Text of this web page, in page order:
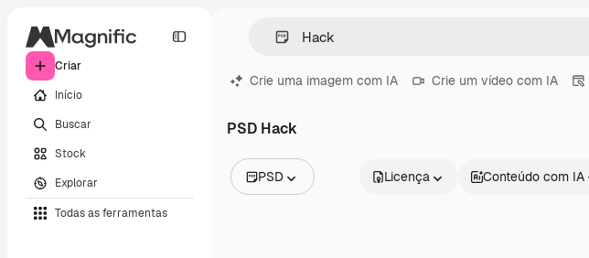
Criar
Início
Buscar
Stock
Explorar
Todas as ferramentas
Crie uma imagem com IA Crie um vídeo com IA
PSD Hack
PSD Licença Conteúdo com IA